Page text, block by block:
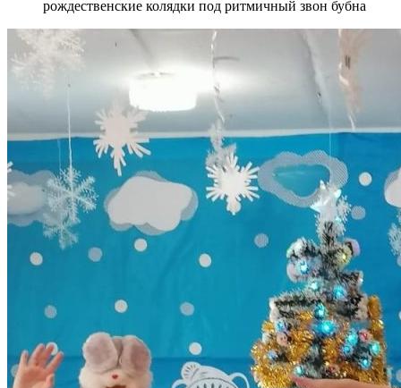
рождественские колядки под ритмичный звон бубна